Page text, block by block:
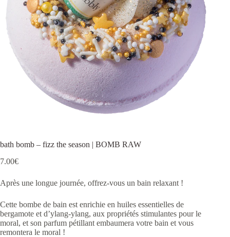
bath bomb – fizz the season | BOMB RAW
7.00€
Après une longue journée, offrez-vous un bain relaxant !
Cette bombe de bain est enrichie en huiles essentielles de
bergamote et d’ylang-ylang, aux propriétés stimulantes pour le
moral, et son parfum pétillant embaumera votre bain et vous
remontera le moral !